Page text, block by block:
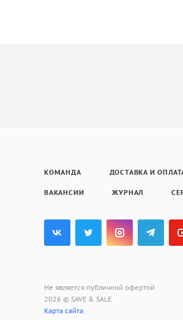
КОМАНДА ДОСТАВКА И
ВАКАНСИИ ЖУРНАЛ
Не является публичной офертой
2026 © SAVE & SALE
Карта сайта